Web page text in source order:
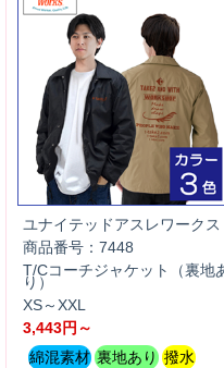
ユナイテッドアスレワークス
商品番号：7448
T/Cコーチジャケット（裏地
り）
XS～XXL
3,443円～
綿混素材 裏地あり 撥水